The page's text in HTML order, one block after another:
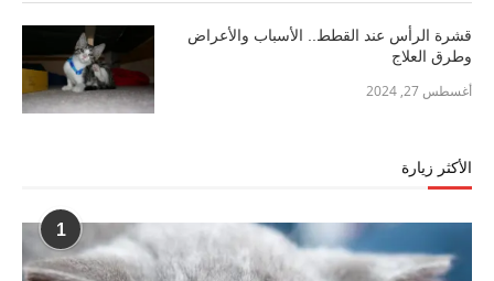
قشرة الرأس عند القطط.. الأسباب والأعراض
وطرق العلاج
أغسطس 27, 2024
الأكثر زيارة
1